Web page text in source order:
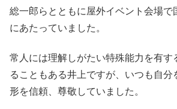
総一郎らとともに屋外イベント会場で
にあたっていました。
常人には理解しがたい特殊能力を有す
ることもある井上ですが、いつも自分
形を信頼、尊敬していました。